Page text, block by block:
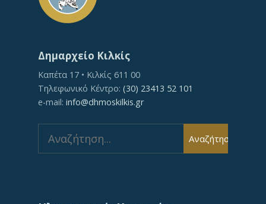
Δημαρχείο Κιλκίς
Καπέτα 17 • Κιλκίς 611 00
Τηλεφωνικό Κέντρο: (30) 23413 52 101
e-mail: info@dhmoskilkis.gr
for:
Αναζήτηση